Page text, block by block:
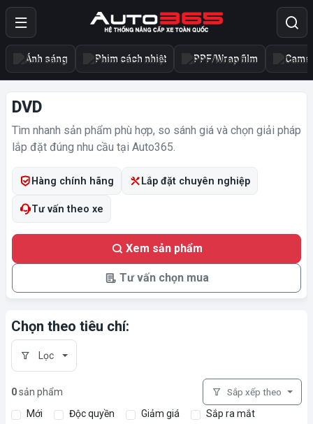
Ánh sáng Phim cách nhiệt PPF/Wrap film
DVD
Tìm nhanh sản phẩm phù hợp, so sánh giá và chọn giải pháp
lắp đặt đúng nhu cầu tại Auto365.
Hàng chính hãng Lắp đặt chuyên nghiệp
Tư vấn theo xe
Xem sản phẩm
Tư vấn chọn mua
Chọn theo tiêu chí:
Lọc
0sản phẩm
Mới
Độc quyền Giảm giá
Sắp ra mắt
Sắp xếp theo